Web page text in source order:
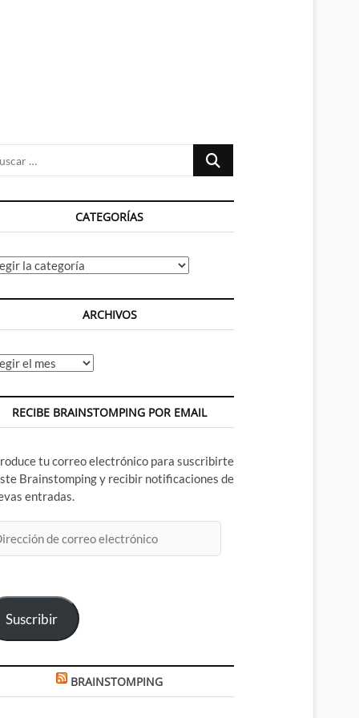
Buscar
CATEGORÍAS
ARCHIVOS
RECIBE BRAINSTOMPING POR EMAIL
tu correo electrónico para suscribirte
Brainstomping y recibir notificaciones de
entradas.
Suscribir
BRAINSTOMPING